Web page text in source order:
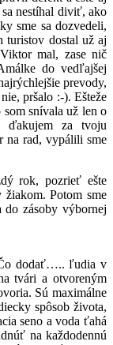
nestíhal diviť, ako
sme sa dozvedeli,
turistov dostal už aj
mal, zase nič
do vedľajšej
prevody,
pršalo :-). Ešteže
snívala už len o
ďakujem za tvoju
na rad, vypálili sme
rok, pozrieť ešte
žiakom. Potom sme
do zásoby výbornej
Čo dodať….. ľudia v
tvári a otvoreným
Sú maximálne
spôsob života,
seno a voda ťahá
na každodennú